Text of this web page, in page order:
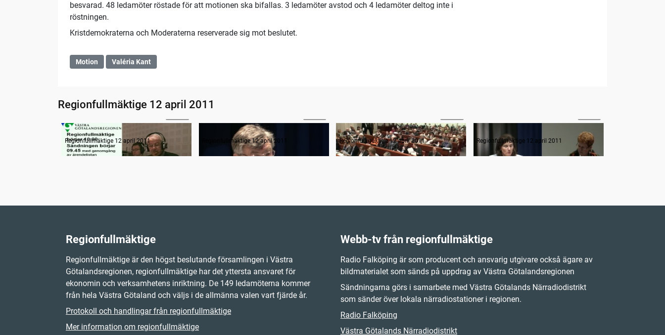
besvarad. 48 ledamöter röstade för att motionen ska bifallas. 3 ledamöter avstod och 4 ledamöter deltog inte i
röstningen.
Kristdemokraterna och Moderaterna reserverade sig mot beslutet.
Motion Valéria Kant
Regionfullmäktige 12 april 2011
Radion informerar
Regionfullmäktige 12 april 2011
Sammanträdets öppnande
Regionfullmäktige 12 april 2011
Upprop samt anmälan om tjänstgörande ersättare
Regionfullmäktige 12 april 2011
Frågestund
Regionfullmäktige 12 april 2011
Regionfullmäktige
Regionfullmäktige är den högst beslutande församlingen i Västra
Götalandsregionen, regionfullmäktige har det yttersta ansvaret för
ekonomin och verksamhetens inriktning. De 149 ledamöterna kommer
från hela Västra Götaland och väljs i de allmänna valen vart fjärde år.
Protokoll och handlingar från regionfullmäktige
Mer information om regionfullmäktige
Webb-tv från regionfullmäktige
Radio Falköping är som producent och ansvarig utgivare också ägare av
bildmaterialet som sänds på uppdrag av Västra Götalandsregionen
Sändningarna görs i samarbete med Västra Götalands Närradiodistrikt
som sänder över lokala närradiostationer i regionen.
Radio Falköping
Västra Götalands Närradiodistrikt